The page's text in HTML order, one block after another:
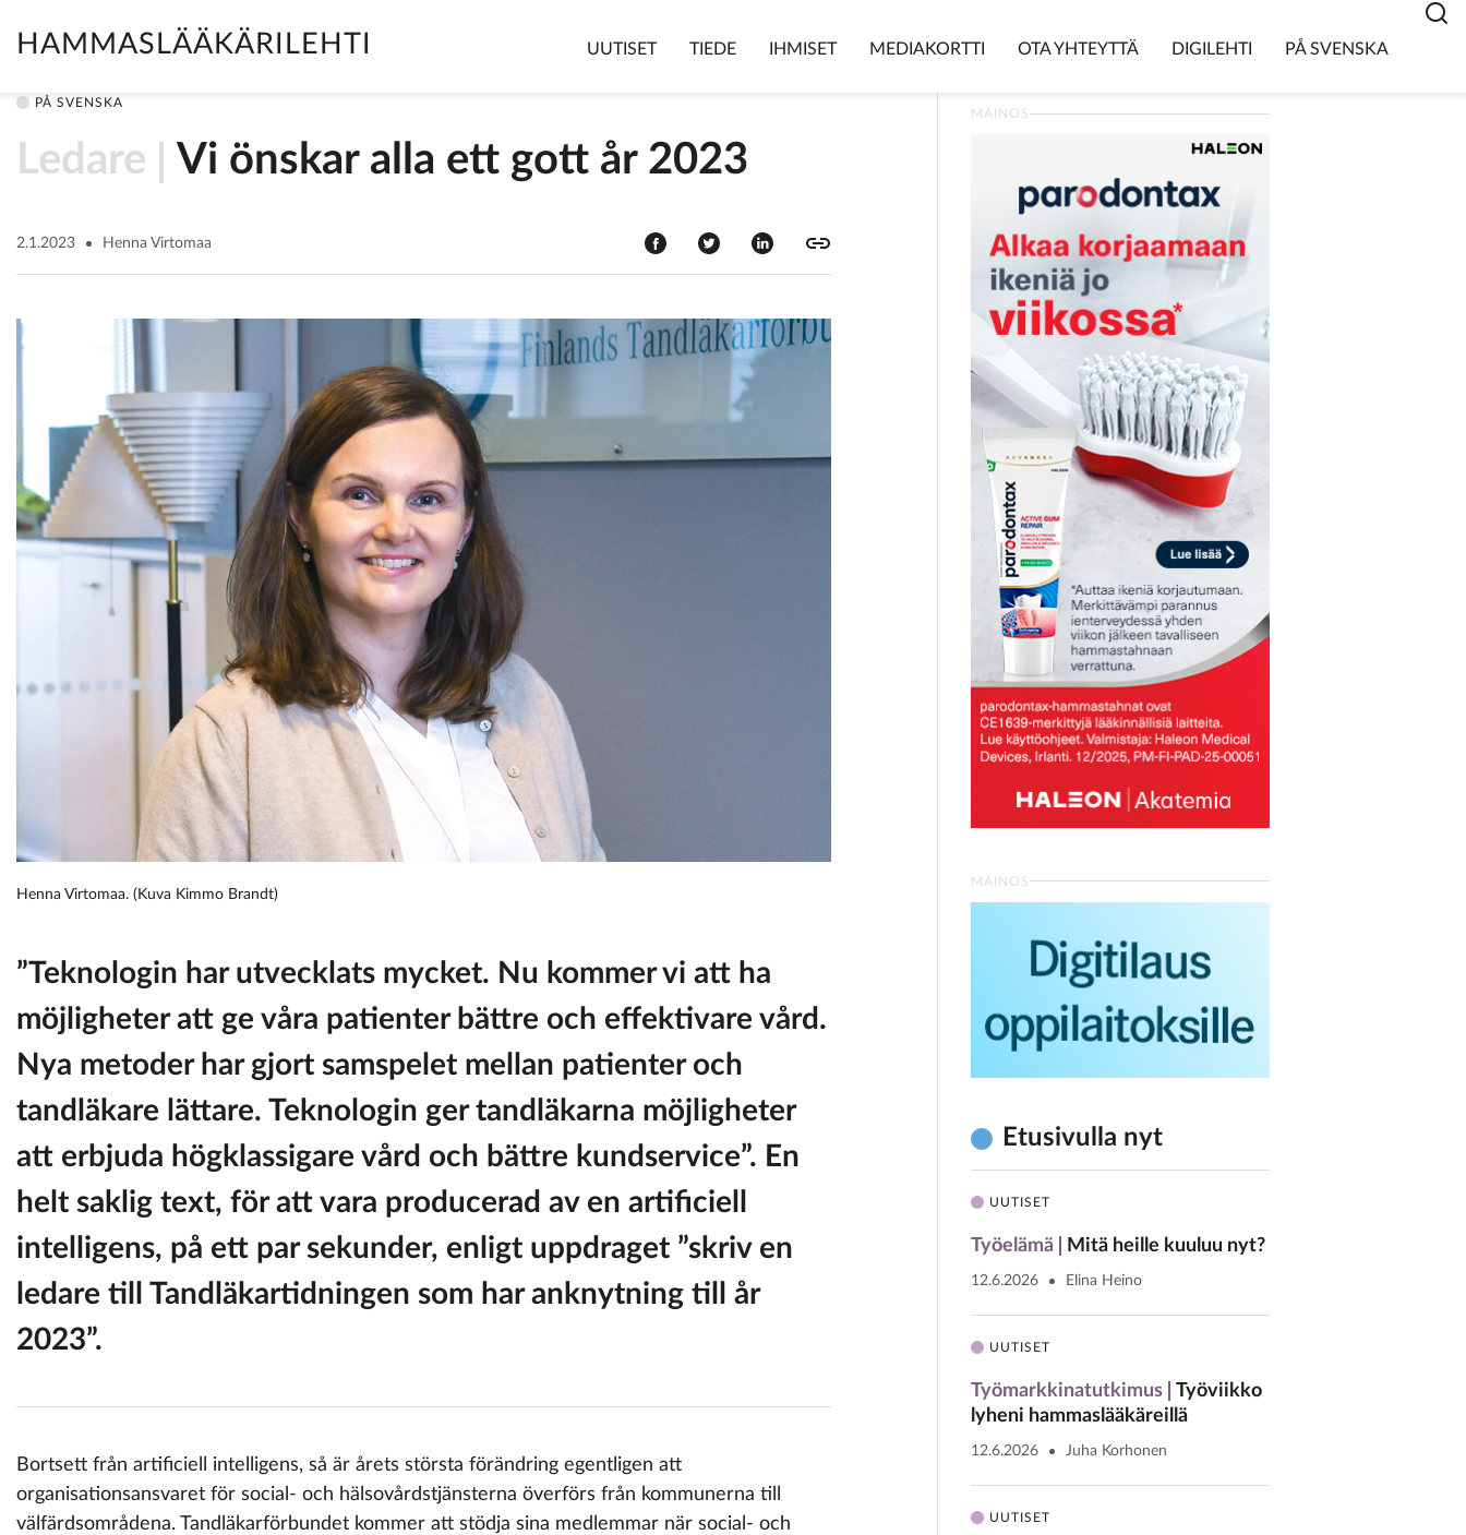
HAMMASLÄÄKÄRILEHTI UUTISET TIEDE IHMISET MEDIAKORTTI OTA YHTEYTTÄ DIGILEHTI PÅ SVENSKA
PÅ SVENSKA
Ledare Vi önskar alla ett gott år 2023
2.1.2023 Henna Virtomaa
Henna Virtomaa. (Kuva Kimmo Brandt)
”Teknologin har utvecklats mycket. Nu kommer vi att ha
möjligheter att ge våra patienter bättre och effektivare vård.
Nya metoder har gjort samspelet mellan patienter och
tandläkare lättare. Teknologin ger tandläkarna möjligheter
att erbjuda högklassigare vård och bättre kundservice”. En
helt saklig text, för att vara producerad av en artificiell
intelligens, på ett par sekunder, enligt uppdraget ”skriv en
ledare till Tandläkartidningen som har anknytning till år
2023”.
Bortsett från artificiell intelligens, så är årets största förändring egentligen att
organisationsansvaret för social- och hälsovårdstjänsterna överförs från kommunerna till
välfärdsområdena. Tandläkarförbundet kommer att stödja sina medlemmar när social- och
MAINOS
MAINOS
Etusivulla nyt
UUTISET
Työelämä Mitä heille kuuluu nyt?
12.6.2026 Elina Heino
UUTISET
Työmarkkinatutkimus
Työviikko
lyheni hammaslääkäreillä
12.6.2026 Juha Korhonen
UUTISET